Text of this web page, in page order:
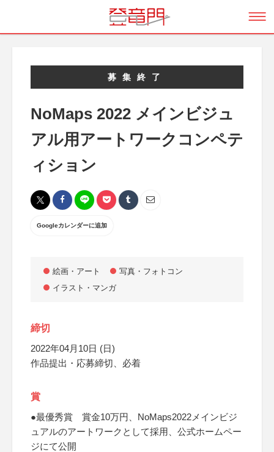
募集終了
NoMaps 2022 メインビジュ
アル用アートワークコンペテ
ィション
Googleカレンダーに追加
絵画・アート
写真・フォトコン
イラスト・マンガ
締切
2022年04月10日 (日)
作品提出・応募締切、必着
賞
●最優秀賞 賞金10万円、NoMaps2022メインビジ
ュアルのアートワークとして採用、公式ホームペー
ジにて公開